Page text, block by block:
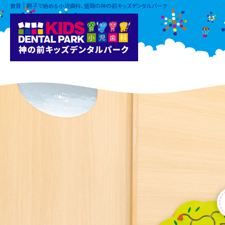
食育｜親子で始める小児歯科、盛岡の神の前キッズデンタルパーク